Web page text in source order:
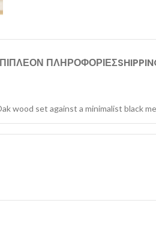
ΠΛΗΡΟΦΟΡΙΕΣ
wood set against a minimalist black